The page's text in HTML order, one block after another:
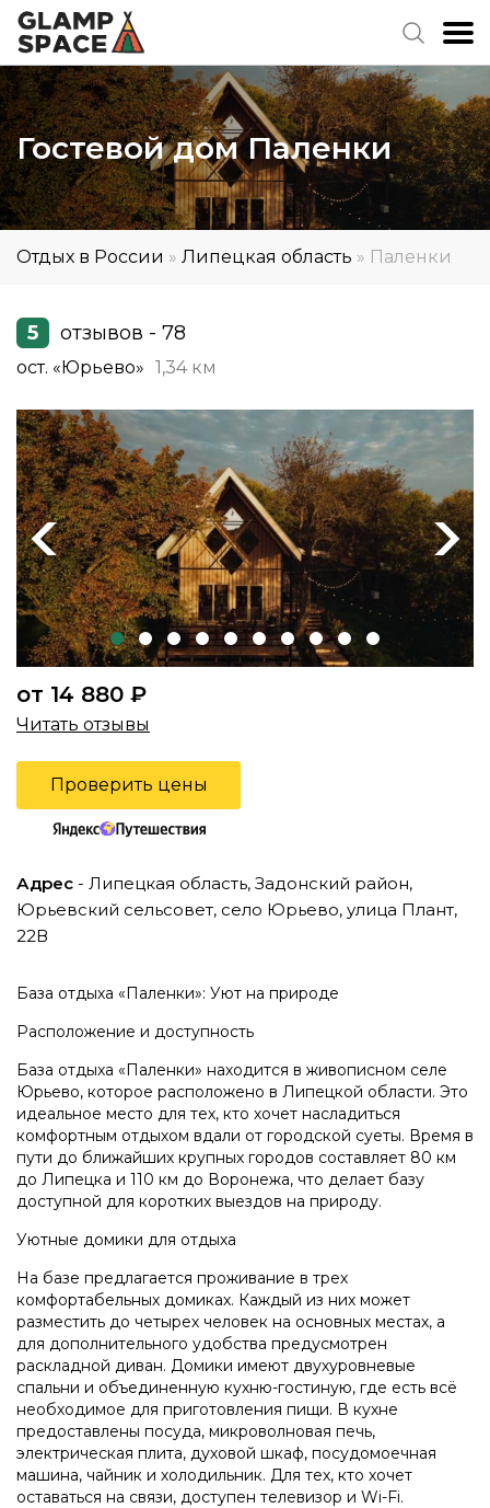
Гостевой дом Паленки
Отдых в России » Липецкая область » Паленки
5 отзывов - 78
ост. «Юрьево» 1,34 км
Previous Next
от 14 880 ₽
Читать отзывы
Проверить цены
Адрес - Липецкая область, Задонский район,
Юрьевский сельсовет, село Юрьево, улица Плант,
22В
База отдыха «Паленки»: Уют на природе
Расположение и доступность
База отдыха «Паленки» находится в живописном селе
Юрьево, которое расположено в Липецкой области. Это
идеальное место для тех, кто хочет насладиться
комфортным отдыхом вдали от городской суеты. Время в
пути до ближайших крупных городов составляет 80 км
до Липецка и 110 км до Воронежа, что делает базу
доступной для коротких выездов на природу.
Уютные домики для отдыха
На базе предлагается проживание в трех
комфортабельных домиках. Каждый из них может
разместить до четырех человек на основных местах, а
для дополнительного удобства предусмотрен
раскладной диван. Домики имеют двухуровневые
спальни и объединенную кухню-гостиную, где есть всё
необходимое для приготовления пищи. В кухне
предоставлены посуда, микроволновая печь,
электрическая плита, духовой шкаф, посудомоечная
машина, чайник и холодильник. Для тех, кто хочет
оставаться на связи, доступен телевизор и Wi-Fi.